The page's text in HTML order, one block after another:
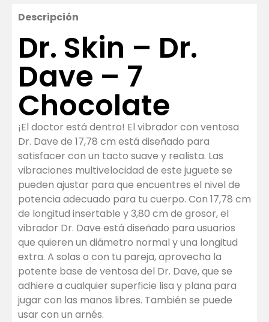
Descripción
Dr. Skin – Dr.
Dave – 7
Chocolate
¡El doctor está dentro! El vibrador con ventosa
Dr. Dave de 17,78 cm está diseñado para
satisfacer con un tacto suave y realista. Las
vibraciones multivelocidad de este juguete se
pueden ajustar para que encuentres el nivel de
potencia adecuado para tu cuerpo. Con 17,78 cm
de longitud insertable y 3,80 cm de grosor, el
vibrador Dr. Dave está diseñado para usuarios
que quieren un diámetro normal y una longitud
extra. A solas o con tu pareja, aprovecha la
potente base de ventosa del Dr. Dave, que se
adhiere a cualquier superficie lisa y plana para
jugar con las manos libres. También se puede
usar con un arnés.